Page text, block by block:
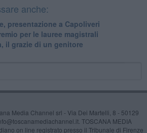
anche:
presentazione a Capoliveri
per le lauree magistrali
il grazie di un genitore
Media Channel srl - Via Dei Martelli, 8 - 50129
TOSCANA MEDIA
on line registrato presso il Tribunale di Firenze